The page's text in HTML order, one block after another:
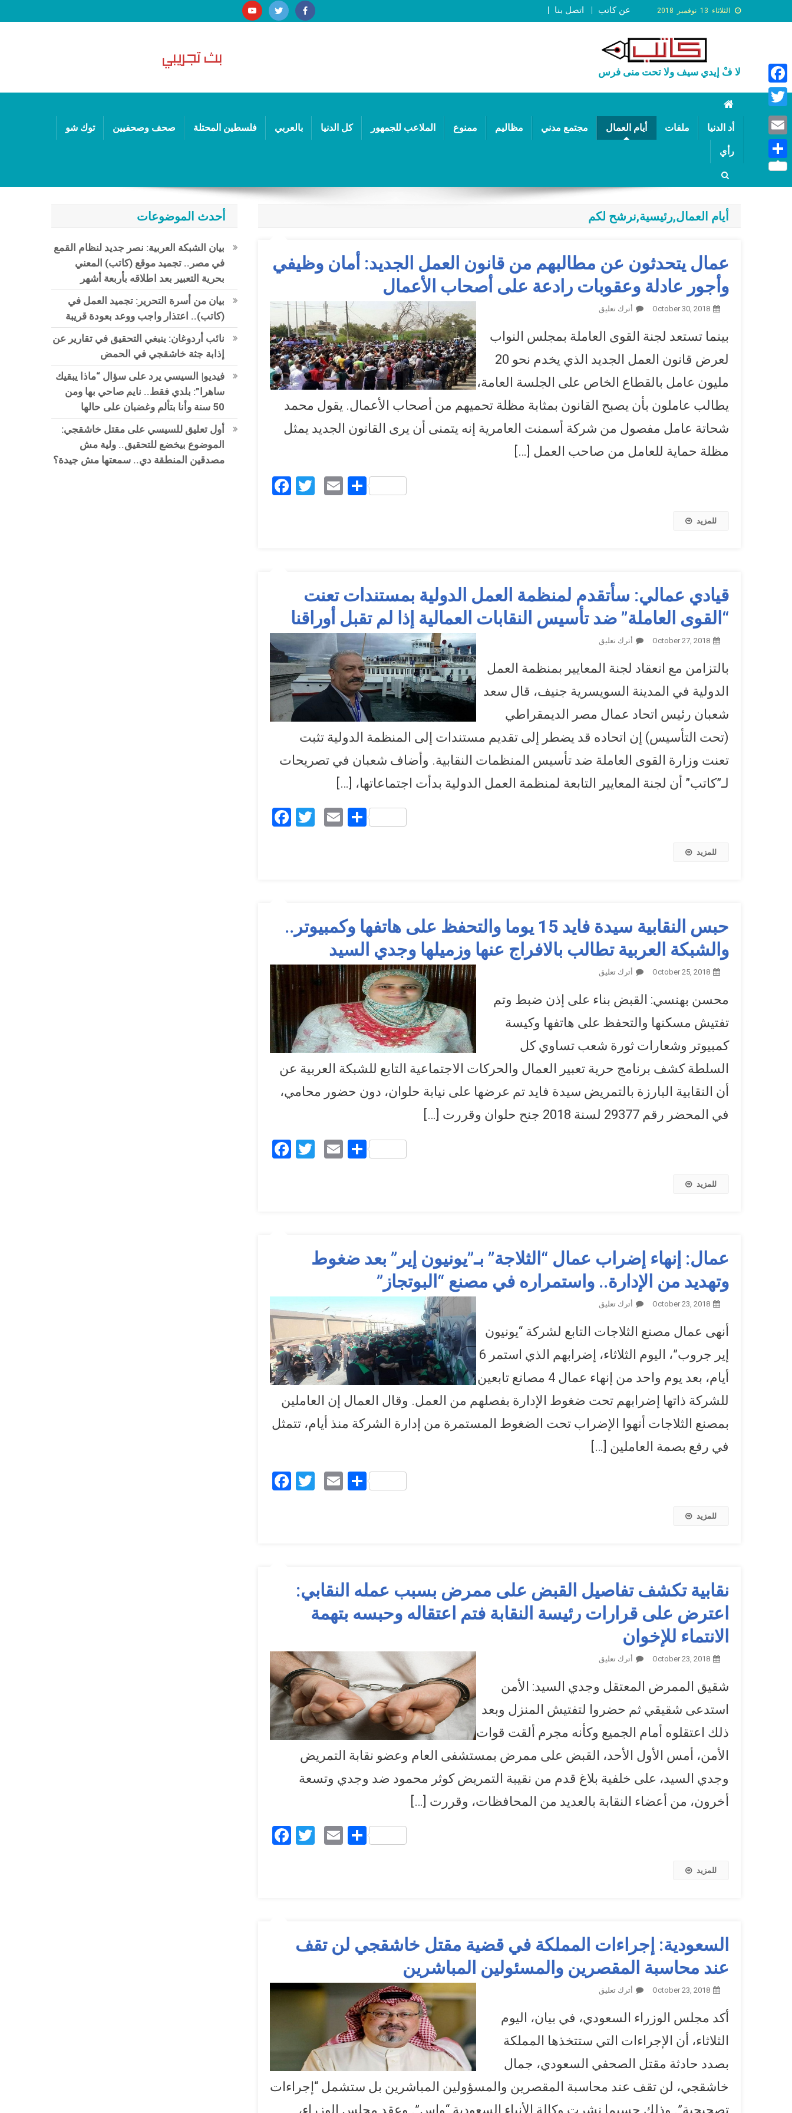
الثلاثاء 13 نوفمبر 2018 اتصل بنا عن كاتب
لا فْ إيدي سيف ولا تحت منى فرس
أد الدنيا ملفات أيام العمال مجتمع مدني مظاليم ممنوع الملاعب للجمهور كل الدنيا بالعربي فلسطين المحتلة صحف وصحفيين توك شو
رأي
أيام العمال,رئيسية,نرشح لكم
عمال يتحدثون عن مطالبهم من قانون العمل الجديد: أمان وظيفي
وأجور عادلة وعقوبات رادعة على أصحاب الأعمال
October 30, 2018 أترك تعليق
On عمال يتحدثون عن مطالبهم من قانون العمل الجديد: أمان وظيفي وأجور عادلة وعقوبات رادعة على
بينما تستعد لجنة القوى العاملة بمجلس النواب
لعرض قانون العمل الجديد الذي يخدم نحو 20
مليون عامل بالقطاع الخاص على الجلسة العامة،
يطالب عاملون بأن يصبح القانون بمثابة مظلة تحميهم من أصحاب الأعمال. يقول محمد
شحاتة عامل مفصول من شركة أسمنت العامرية إنه يتمنى أن يرى القانون الجديد يمثل
مظلة حماية للعامل من صاحب العمل […]
Facebook
Twitter
EmailShare
للمزيد
قيادي عمالي: سأتقدم لمنظمة العمل الدولية بمستندات تعنت
“القوى العاملة” ضد تأسيس النقابات العمالية إذا لم تقبل أوراقنا
October 27, 2018 أترك تعليق
On قيادي عمالي: سأتقدم لمنظمة العمل الدولية بمستندات تعنت “القوى العاملة” ضد تأسيس النقابات
بالتزامن مع انعقاد لجنة المعايير بمنظمة العمل
الدولية في المدينة السويسرية جنيف، قال سعد
شعبان رئيس اتحاد عمال مصر الديمقراطي
(تحت التأسيس) إن اتحاده قد يضطر إلى تقديم مستندات إلى المنظمة الدولية تثبت
تعنت وزارة القوى العاملة ضد تأسيس المنظمات النقابية. وأضاف شعبان في تصريحات
لـ”كاتب” أن لجنة المعايير التابعة لمنظمة العمل الدولية بدأت اجتماعاتها، […]
Facebook
Twitter
EmailShare
للمزيد
حبس النقابية سيدة فايد 15 يوما والتحفظ على هاتفها وكمبيوتر..
والشبكة العربية تطالب بالافراج عنها وزميلها وجدي السيد
October 25, 2018 أترك تعليق
On حبس النقابية سيدة فايد 15 يوما والتحفظ على هاتفها وكمبيوتر.. والشبكة العربية تطالب بالافراج عنها
محسن بهنسي: القبض بناء على إذن ضبط وتم
تفتيش مسكنها والتحفظ على هاتفها وكيسة
كمبيوتر وشعارات ثورة شعب تساوي كل
السلطة كشف برنامج حرية تعبير العمال والحركات الاجتماعية التابع للشبكة العربية عن
أن النقابية البارزة بالتمريض سيدة فايد تم عرضها على نيابة حلوان، دون حضور محامي،
في المحضر رقم 29377 لسنة 2018 جنح حلوان وقررت […]
Facebook
Twitter
EmailShare
للمزيد
عمال: إنهاء إضراب عمال “الثلاجة” بـ”يونيون إير” بعد ضغوط
وتهديد من الإدارة.. واستمراره في مصنع “البوتجاز”
October 23, 2018 أترك تعليق
On عمال: إنهاء إضراب عمال “الثلاجة” بـ”يونيون إير” بعد ضغوط وتهديد من الإدارة.. واستمراره في مصنع
أنهى عمال مصنع الثلاجات التابع لشركة “يونيون
إير جروب”، اليوم الثلاثاء، إضرابهم الذي استمر 6
أيام، بعد يوم واحد من إنهاء عمال 4 مصانع تابعين
للشركة ذاتها إضرابهم تحت ضغوط الإدارة بفصلهم من العمل. وقال العمال إن العاملين
بمصنع الثلاجات أنهوا الإضراب تحت الضغوط المستمرة من إدارة الشركة منذ أيام، تتمثل
في رفع بصمة العاملين […]
Facebook
Twitter
EmailShare
للمزيد
نقابية تكشف تفاصيل القبض على ممرض بسبب عمله النقابي:
اعترض على قرارات رئيسة النقابة فتم اعتقاله وحبسه بتهمة
الانتماء للإخوان
October 23, 2018 أترك تعليق
On نقابية تكشف تفاصيل القبض على ممرض بسبب عمله النقابي: اعترض على قرارات رئيسة النقابة فتم
شقيق الممرض المعتقل وجدي السيد: الأمن
استدعى شقيقي ثم حضروا لتفتيش المنزل وبعد
ذلك اعتقلوه أمام الجميع وكأنه مجرم ألقت قوات
الأمن، أمس الأول الأحد، القبض على ممرض بمستشفى العام وعضو نقابة التمريض
وجدي السيد، على خلفية بلاغ قدم من نقيبة التمريض كوثر محمود ضد وجدي وتسعة
أخرون، من أعضاء النقابة بالعديد من المحافظات، وقررت […]
Facebook
Twitter
EmailShare
للمزيد
السعودية: إجراءات المملكة في قضية مقتل خاشقجي لن تقف
عند محاسبة المقصرين والمسئولين المباشرين
October 23, 2018 أترك تعليق
On السعودية: إجراءات المملكة في قضية مقتل خاشقجي لن تقف عند محاسبة المقصرين والمسئولين
أكد مجلس الوزراء السعودي، في بيان، اليوم
الثلاثاء، أن الإجراءات التي ستتخذها المملكة
بصدد حادثة مقتل الصحفي السعودي، جمال
خاشقجي، لن تقف عند محاسبة المقصرين والمسؤولين المباشرين بل ستشمل “إجراءات
تصحيحية”. وذلك حسبما نشرت وكالة الأنباء السعودية “واس”. وعقد مجلس الوزراء،
أحدث الموضوعات
بيان الشبكة العربية: نصر جديد لنظام القمع
في مصر.. تجميد موقع (كاتب) المعني
بحرية التعبير بعد اطلاقه بأربعة أشهر
بيان من أسرة التحرير: تجميد العمل في
(كاتب).. اعتذار واجب ووعد بعودة قريبة
نائب أردوغان: ينبغي التحقيق في تقارير عن
إذابة جثة خاشقجي في الحمض
فيديو| السيسي يرد على سؤال “ماذا يبقيك
ساهرا”: بلدي فقط.. نايم صاحي بها ومن
50 سنة وأنا بتألم وغضبان على حالها
أول تعليق للسيسي على مقتل خاشقجي:
الموضوع بيخضع للتحقيق.. ولية مش
مصدقين المنطقة دي.. سمعتها مش جيدة؟
Email
Share